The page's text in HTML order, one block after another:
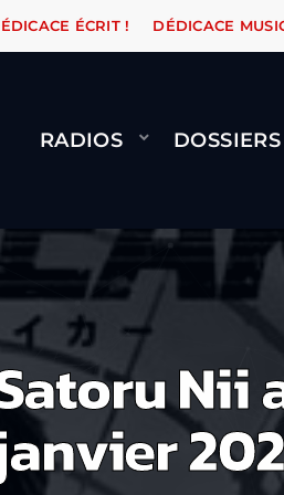
ROAD QUI PASSE, ÇA LE FAIT !
ÉCRIT ! DÉDICACE
RADIOS DOSSIERS
Nii